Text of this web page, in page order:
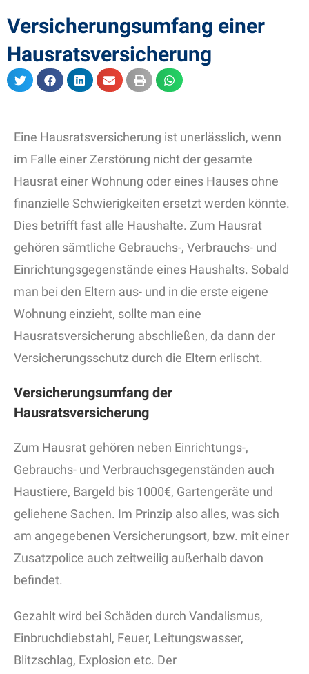
Versicherungsumfang einer
Hausratsversicherung
Eine Hausratsversicherung ist unerlässlich, wenn
im Falle einer Zerstörung nicht der gesamte
Hausrat einer Wohnung oder eines Hauses ohne
finanzielle Schwierigkeiten ersetzt werden könnte.
Dies betrifft fast alle Haushalte. Zum Hausrat
gehören sämtliche Gebrauchs-, Verbrauchs- und
Einrichtungsgegenstände eines Haushalts. Sobald
man bei den Eltern aus- und in die erste eigene
Wohnung einzieht, sollte man eine
Hausratsversicherung abschließen, da dann der
Versicherungsschutz durch die Eltern erlischt.
Versicherungsumfang der
Hausratsversicherung
Zum Hausrat gehören neben Einrichtungs-,
Gebrauchs- und Verbrauchsgegenständen auch
Haustiere, Bargeld bis 1000€, Gartengeräte und
geliehene Sachen. Im Prinzip also alles, was sich
am angegebenen Versicherungsort, bzw. mit einer
Zusatzpolice auch zeitweilig außerhalb davon
befindet.
Gezahlt wird bei Schäden durch Vandalismus,
Einbruchdiebstahl, Feuer, Leitungswasser,
Blitzschlag, Explosion etc. Der